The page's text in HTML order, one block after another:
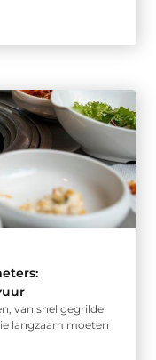
van snel gegrilde
langzaam moeten